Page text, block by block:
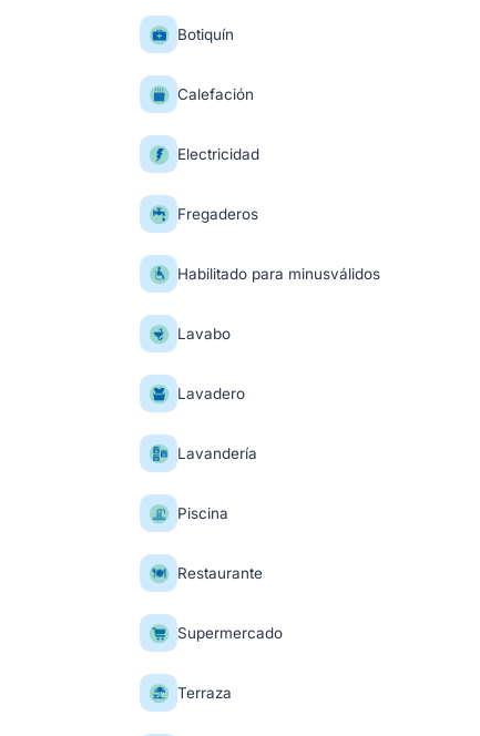
Botiquín
Calefación
Electricidad
Fregaderos
Habilitado para minusválidos
Lavabo
Lavadero
Lavandería
Piscina
Restaurante
Supermercado
Terraza